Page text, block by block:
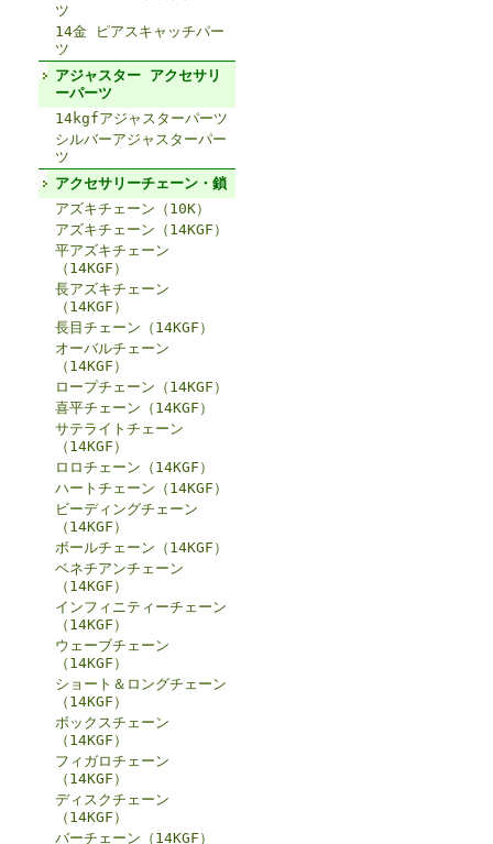
ツ
14金 ピアスキャッチパー
ツ
アジャスター アクセサリ
ーパーツ
14kgfアジャスターパーツ
シルバーアジャスターパー
ツ
アクセサリーチェーン・鎖
アズキチェーン（10K）
アズキチェーン（14KGF）
平アズキチェーン
（14KGF）
長アズキチェーン
（14KGF）
長目チェーン（14KGF）
オーバルチェーン
（14KGF）
ロープチェーン（14KGF）
喜平チェーン（14KGF）
サテライトチェーン
（14KGF）
ロロチェーン（14KGF）
ハートチェーン（14KGF）
ビーディングチェーン
（14KGF）
ボールチェーン（14KGF）
ベネチアンチェーン
（14KGF）
インフィニティーチェーン
（14KGF）
ウェーブチェーン
（14KGF）
ショート＆ロングチェーン
（14KGF）
ボックスチェーン
（14KGF）
フィガロチェーン
（14KGF）
ディスクチェーン
（14KGF）
バーチェーン（14KGF）